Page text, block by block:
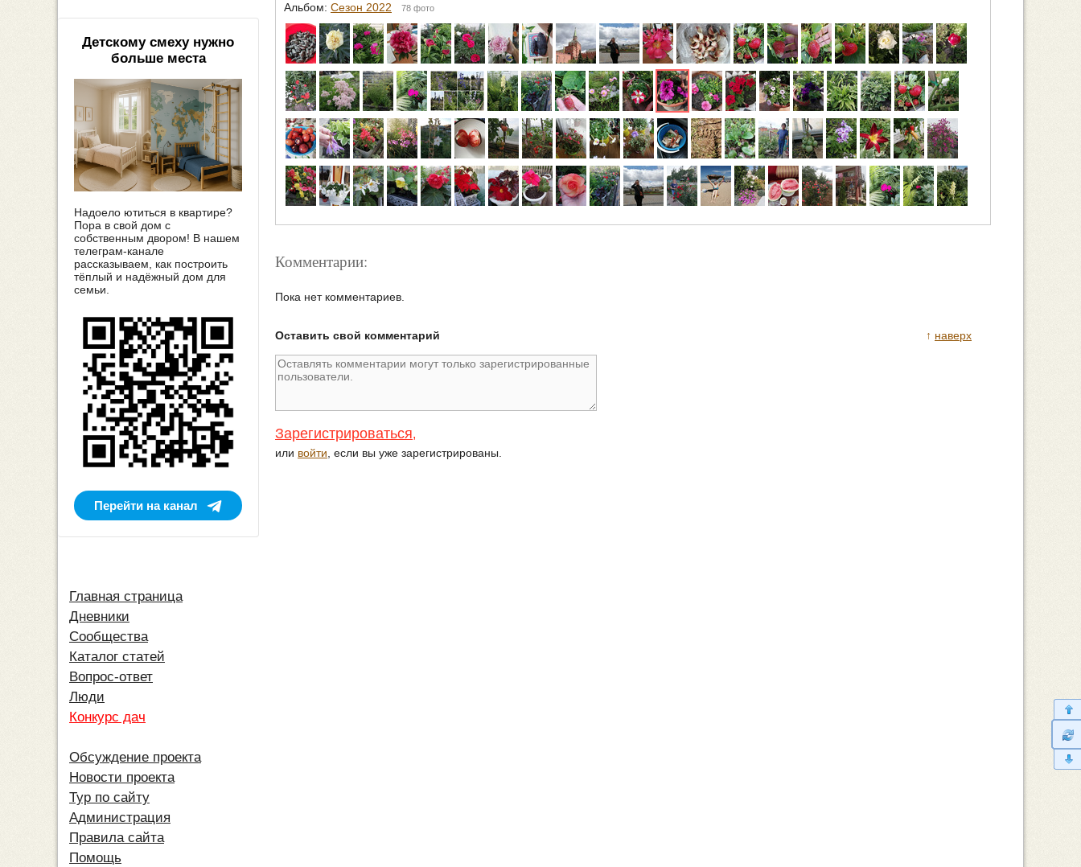
Альбом: Сезон 2022 78 фото
Комментарии:
Пока нет комментариев.
↑ наверх
Оставить свой комментарий
Зарегистрироваться,
или войти , если вы уже зарегистрированы.
Детскому смеху нужно
больше места
Надоело ютиться в квартире?
Пора в свой дом с
собственным двором! В нашем
телеграм-канале
рассказываем, как построить
тёплый и надёжный дом для
семьи.
Перейти на канал
Главная страница
Дневники
Сообщества
Каталог статей
Вопрос-ответ
Люди
Конкурс дач
Обсуждение проекта
Новости проекта
Тур по сайту
Администрация
Правила сайта
Помощь